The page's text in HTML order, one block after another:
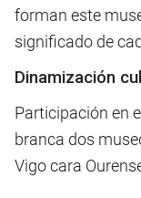
forman este
significado de
Dinamización
Participación en
branca dos
Vigo cara